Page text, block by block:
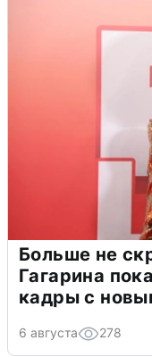
Больше не
Гагарина
кадры с
6 августа 278